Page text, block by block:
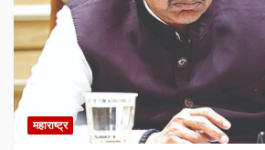
महाराष्ट्र